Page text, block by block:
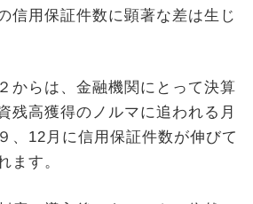
信用保証件数に顕著な差は生じ
からは、金融機関にとって決算
残高獲得のノルマに追われる月
、12月に信用保証件数が伸びて
ます。